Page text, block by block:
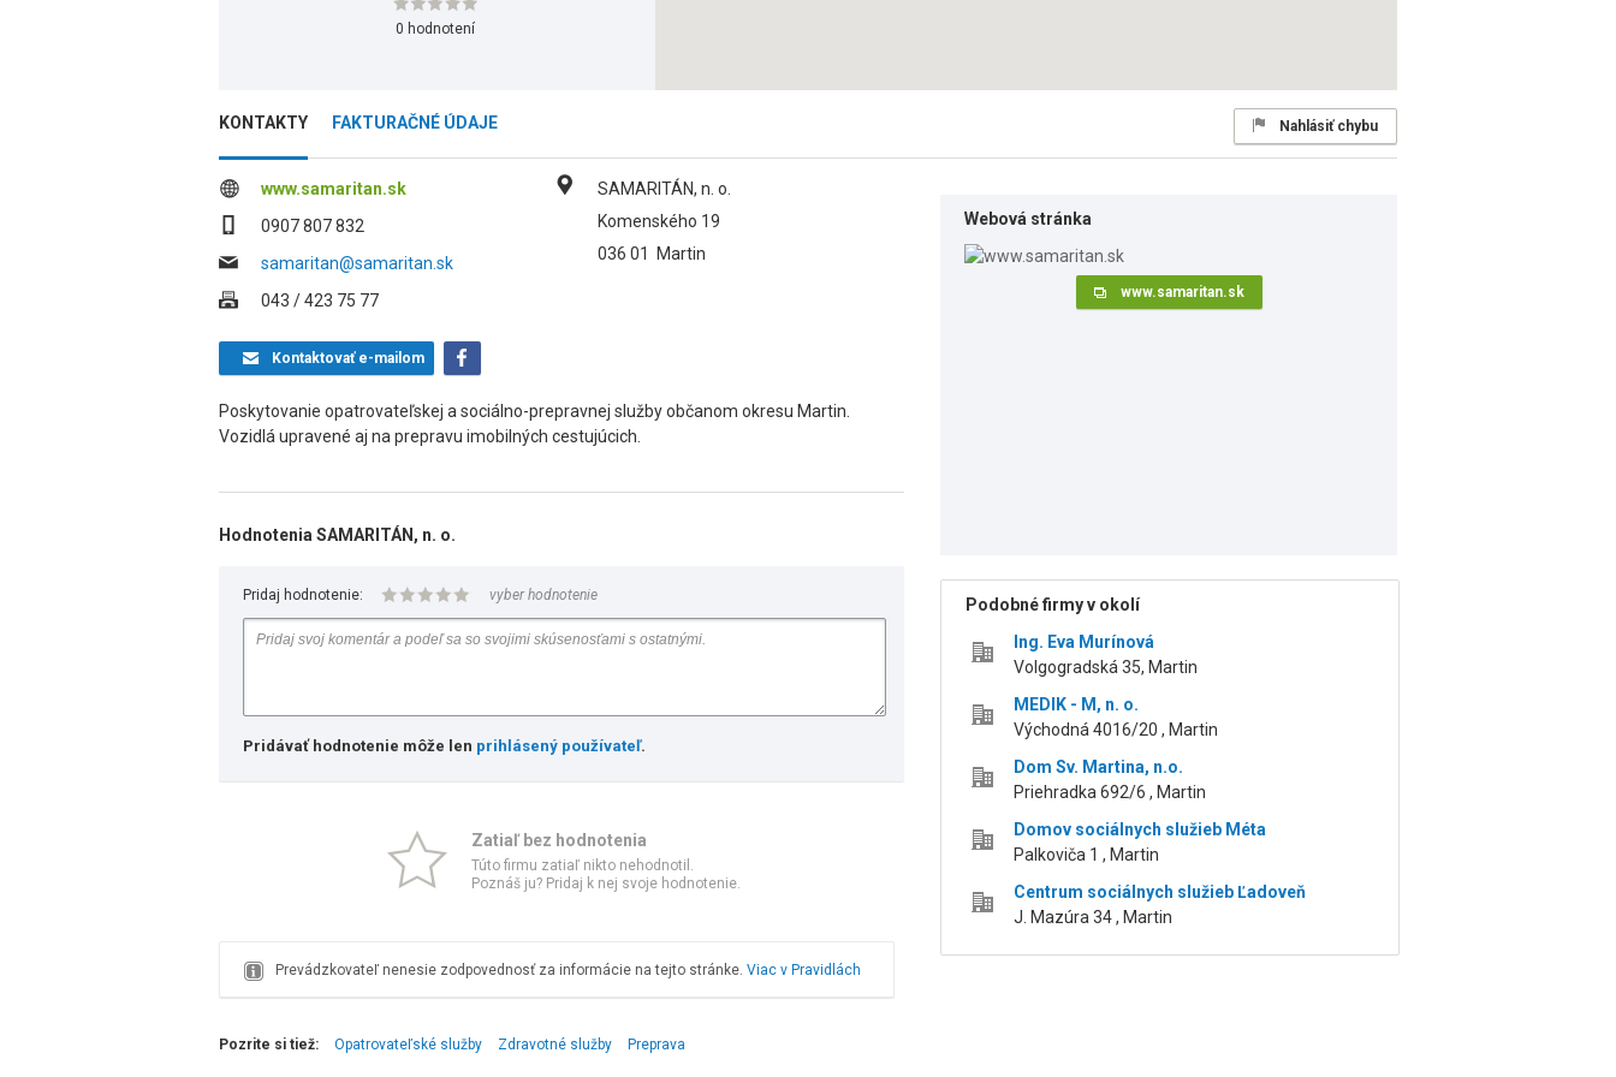
0 hodnotení
KONTAKTY FAKTURAČNÉ ÚDAJE Nahlásiť chybu
www.samaritan.sk
0907 807 832
samaritan@samaritan.sk
043 / 423 75 77
SAMARITÁN, n. o.
Komenského 19
036 01
Martin
Kontaktovaťe-mailom
Poskytovanie opatrovateľskej a sociálno-prepravnej služby občanom okresu Martin.
Vozidlá upravené aj na prepravu imobilných cestujúcich.
Hodnotenia SAMARITÁN, n. o.
Pridaj hodnotenie: vyber hodnotenie
Pridávať hodnotenie môže len prihlásený používateľ.
Zatiaľ bez hodnotenia
Túto firmu zatiaľ nikto nehodnotil.
Poznáš ju? Pridaj k nej svoje hodnotenie.
Prevádzkovateľ nenesie zodpovednosť za informácie na tejto stránke. Viac v Pravidlách
Webová stránka
www.samaritan.sk
Podobné firmy v okolí
Ing. Eva Murínová
Volgogradská 35, Martin
MEDIK - M, n. o.
Východná 4016/20 , Martin
Dom Sv. Martina, n.o.
Priehradka 692/6 , Martin
Domov sociálnych služieb Méta
Palkoviča 1 , Martin
Centrum sociálnych služieb Ľadoveň
J. Mazúra 34 , Martin
Pozrite si tiež: Opatrovateľské služby Zdravotné služby Preprava